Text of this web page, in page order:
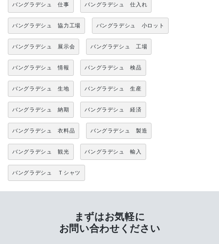
バングラデシュ 仕事 バングラデシュ 仕入れ
バングラデシュ 協力工場 バングラデシュ 小ロット
バングラデシュ 展示会 バングラデシュ 工場
バングラデシュ 情報 バングラデシュ 検品
バングラデシュ 生地 バングラデシュ 生産
バングラデシュ 納期 バングラデシュ 経済
バングラデシュ 衣料品 バングラデシュ 製造
バングラデシュ 観光 バングラデシュ 輸入
バングラデシュ Ｔシャツ
まずはお気軽に
お問い合わせください